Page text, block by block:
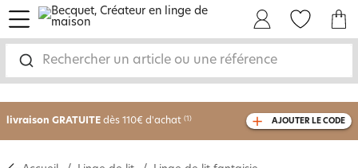
Rechercher un article ou une référence
menu
-30% sur votre commande dès 2 articles
livraison GRATUITEdès 110€ d'achat(1)
avec le code 750826
AJOUTER LE CODE